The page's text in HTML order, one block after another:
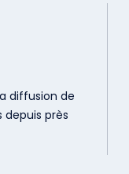
diffusion de
depuis près